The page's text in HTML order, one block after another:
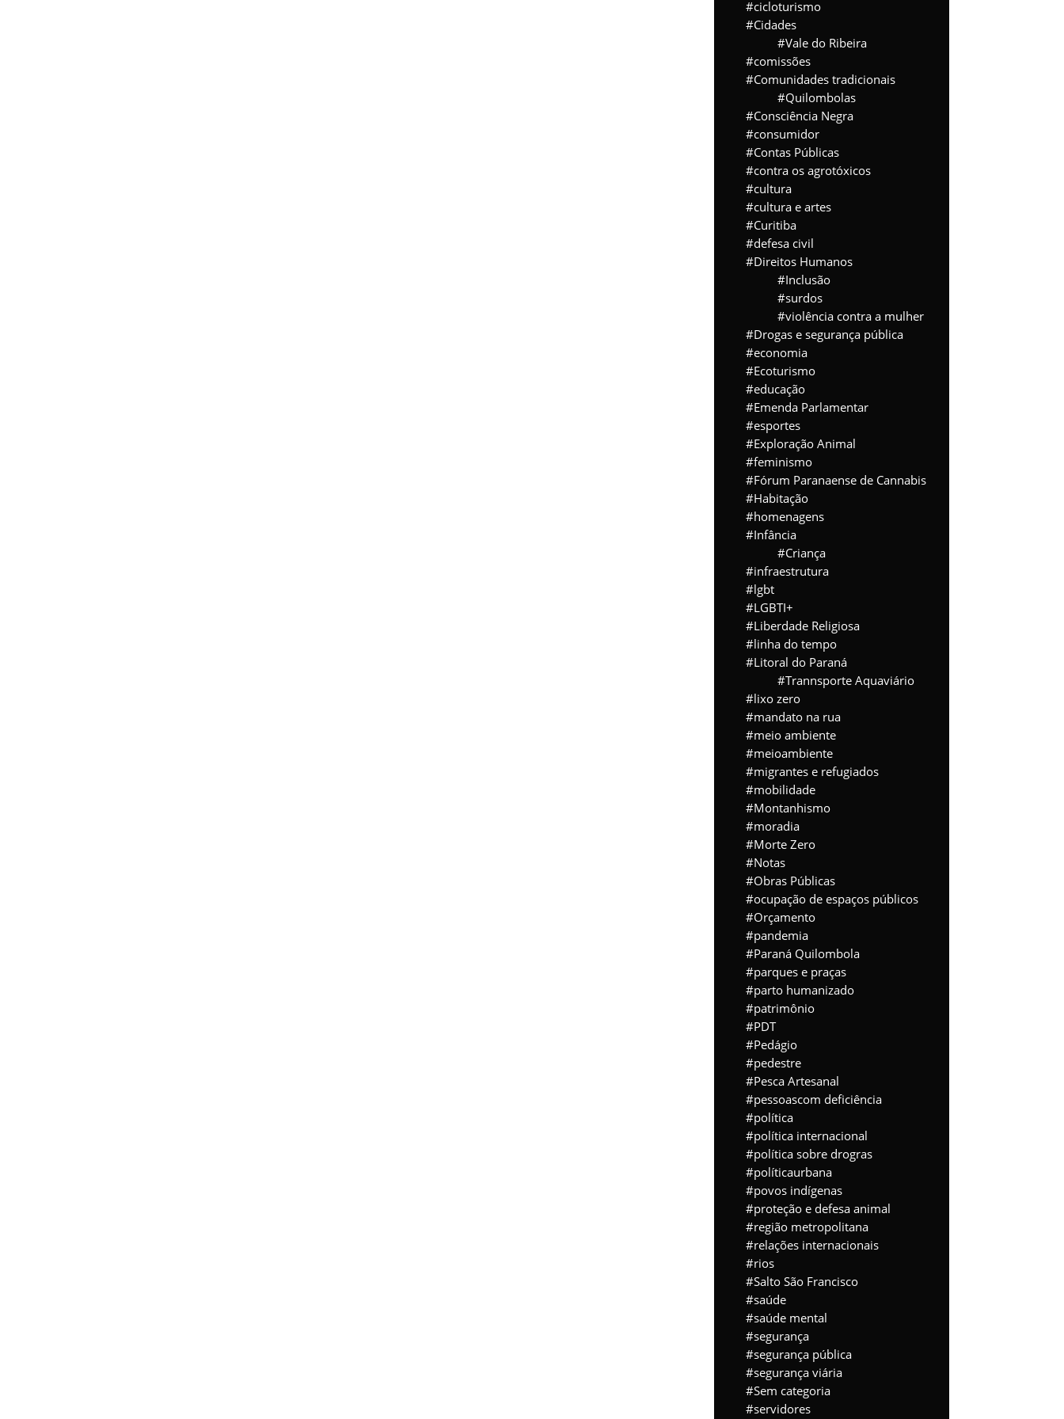
cicloturismo
Cidades
Vale do Ribeira
comissões
Comunidades tradicionais
Quilombolas
Consciência Negra
consumidor
Contas Públicas
contra os agrotóxicos
cultura
cultura e artes
Curitiba
defesa civil
Direitos Humanos
Inclusão
surdos
violência contra a mulher
Drogas e segurança pública
economia
Ecoturismo
educação
Emenda Parlamentar
esportes
Exploração Animal
feminismo
Fórum Paranaense de Cannabis
Habitação
homenagens
Infância
Criança
infraestrutura
lgbt
LGBTI+
Liberdade Religiosa
linha do tempo
Litoral do Paraná
Trannsporte Aquaviário
lixo zero
mandato na rua
meio ambiente
meioambiente
migrantes e refugiados
mobilidade
Montanhismo
moradia
Morte Zero
Notas
Obras Públicas
ocupação de espaços públicos
Orçamento
pandemia
Paraná Quilombola
parques e praças
parto humanizado
patrimônio
PDT
Pedágio
pedestre
Pesca Artesanal
pessoascom deficiência
política
política internacional
política sobre drogras
políticaurbana
povos indígenas
proteção e defesa animal
região metropolitana
relações internacionais
rios
Salto São Francisco
saúde
saúde mental
segurança
segurança pública
segurança viária
Sem categoria
servidores